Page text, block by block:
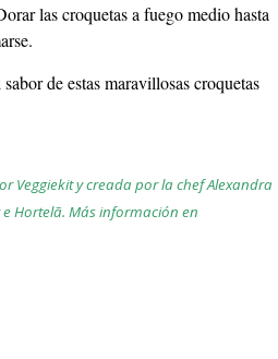
las croquetas a fuego medio hasta
de estas maravillosas croquetas
Veggiekit y creada por la chef Alexandra
Hortelã. Más información en